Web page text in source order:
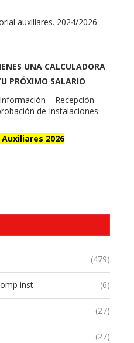
auxiliares. 2024/2026
UNA CALCULADORA
PRÓXIMO SALARIO
2026
(479)
inst (6)
(27)
(27)